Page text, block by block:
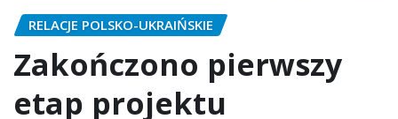
RELACJE POLSKO-UKRAIŃSKIE
Zakończono pierwszy
etap projektu